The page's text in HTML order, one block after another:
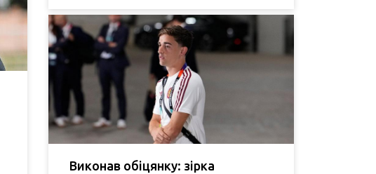
Виконав обіцянку: зірка